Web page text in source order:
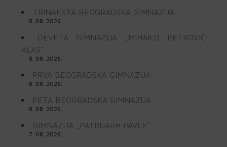
TRINAESTA BEOGRADSKA GIMNAZIJA
8. 08. 2026.
DEVETA GIMNAZIJA „MIHAILO PETROVIĆ
ALAS“
8. 08. 2026.
PRVA BEOGRADSKA GIMNAZIJA
8. 08. 2026.
PETA BEOGRADSKA GIMNAZIJA
8. 08. 2026.
GIMNAZIJA „PATRIJARH PAVLE“
7. 08. 2026.